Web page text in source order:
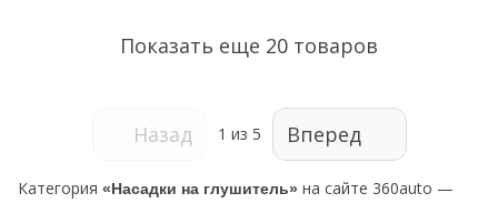
Показать еще 20 товаров
Назад 1 из 5 Вперед
Категория «Насадки на глушитель» на сайте 360auto —